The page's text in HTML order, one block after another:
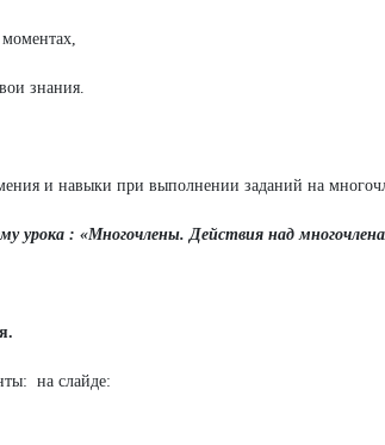
моментах,
знания.
и навыки при выполнении заданий на
: «Многочлены. Действия над
на слайде: